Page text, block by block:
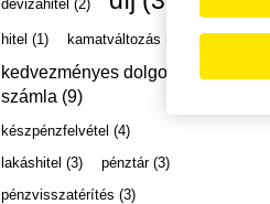
devizahitel (2)
hitel (1) kamatváltozás (2)
kedvezményes dolgozói
számla (9)
készpénzfelvétel (4)
lakáshitel (3) pénztár (3)
pénzvisszatérítés (3)